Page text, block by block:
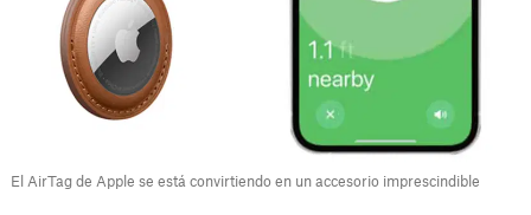
El AirTag de Apple se está convirtiendo en un accesorio imprescindible